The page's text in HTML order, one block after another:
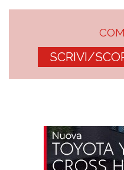
SCRIVI/